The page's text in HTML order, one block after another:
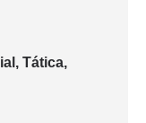
Tática,